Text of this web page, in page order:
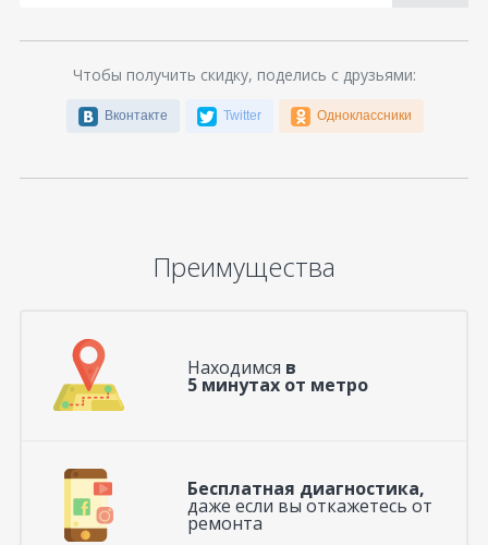
Чтобы получить скидку, поделись с друзьями:
Вконтакте Twitter Одноклассники
Преимущества
Находимся в
5 минутах от метро
Бесплатная диагностика,
даже если вы откажетесь от
ремонта